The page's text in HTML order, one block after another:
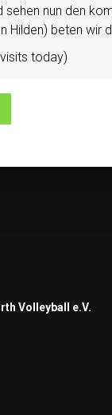
sehen nun den
Hilden) beten wir
today)
Volleyball e.V.